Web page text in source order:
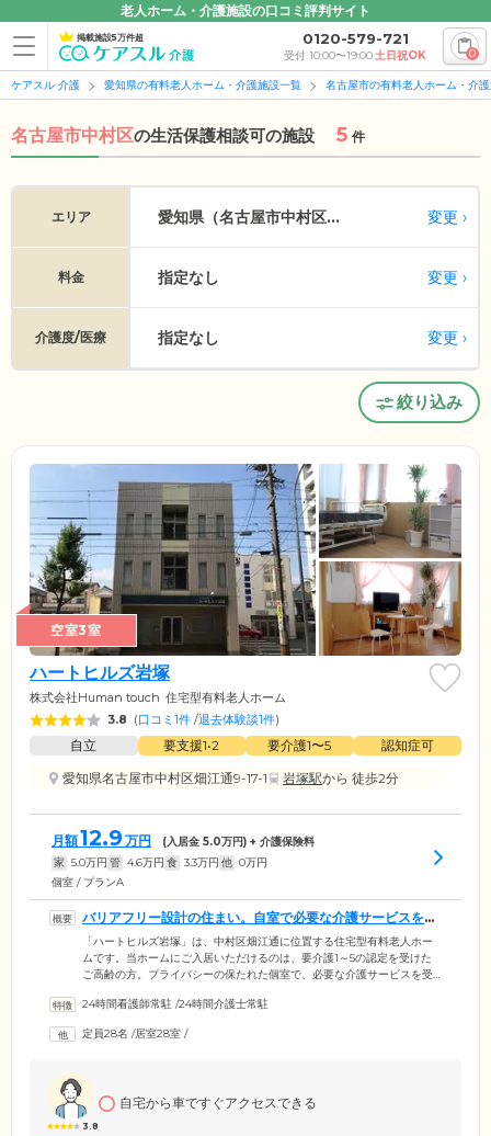
老人ホーム・介護施設の口コミ評判サイト
掲載施設5万件超 0120-579-721
受付 10:00〜19:00土日祝OK 0
ケアスル 介護 愛知県の有料老人ホーム・介護施設一覧 名古屋市の有料老人ホーム・介
名古屋市中村区の生活保護相談可の施設 5 件
エリア 愛知県（名古屋市中村区... 変更
料金 指定なし 変更
介護度/医療 指定なし 変更
絞り込み
空室3室
ハートヒルズ岩塚
株式会社Human touch 住宅型有料老人ホーム
3.8 (口コミ1件 /退去体験談1件)
自立 要支援1•2 要介護1〜5
認知症可
愛知県名古屋市中村区畑江通9-17-1
岩塚駅から 徒歩2分
月額12.9 万円 (入居金 5.0万円) + 介護保険料
家 5.0万円 管 4.6万円 食 3.3万円 他 0万円
個室 / プランA
バリアフリー設計の住まい。自室で必要な介護サービスを受
けられます
「ハートヒルズ岩塚」は、中村区畑江通に位置する住宅型有料老人ホー
ムです。当ホームにご入居いただけるのは、要介護1～5の認定を受けた
ご高齢の方。プライバシーの保たれた個室で、必要な介護サービスを受
取り付けた完全バリアフリー設計。足腰の弱いご入居者様も、安全にご
ご利用の方もご安心ください。また、共用部分の浴室にはストレッチャ
24時間看護師常駐 /24時間介護士常駐
定員28名 /居室28室 /
3.8
自宅から車ですぐアクセスできる